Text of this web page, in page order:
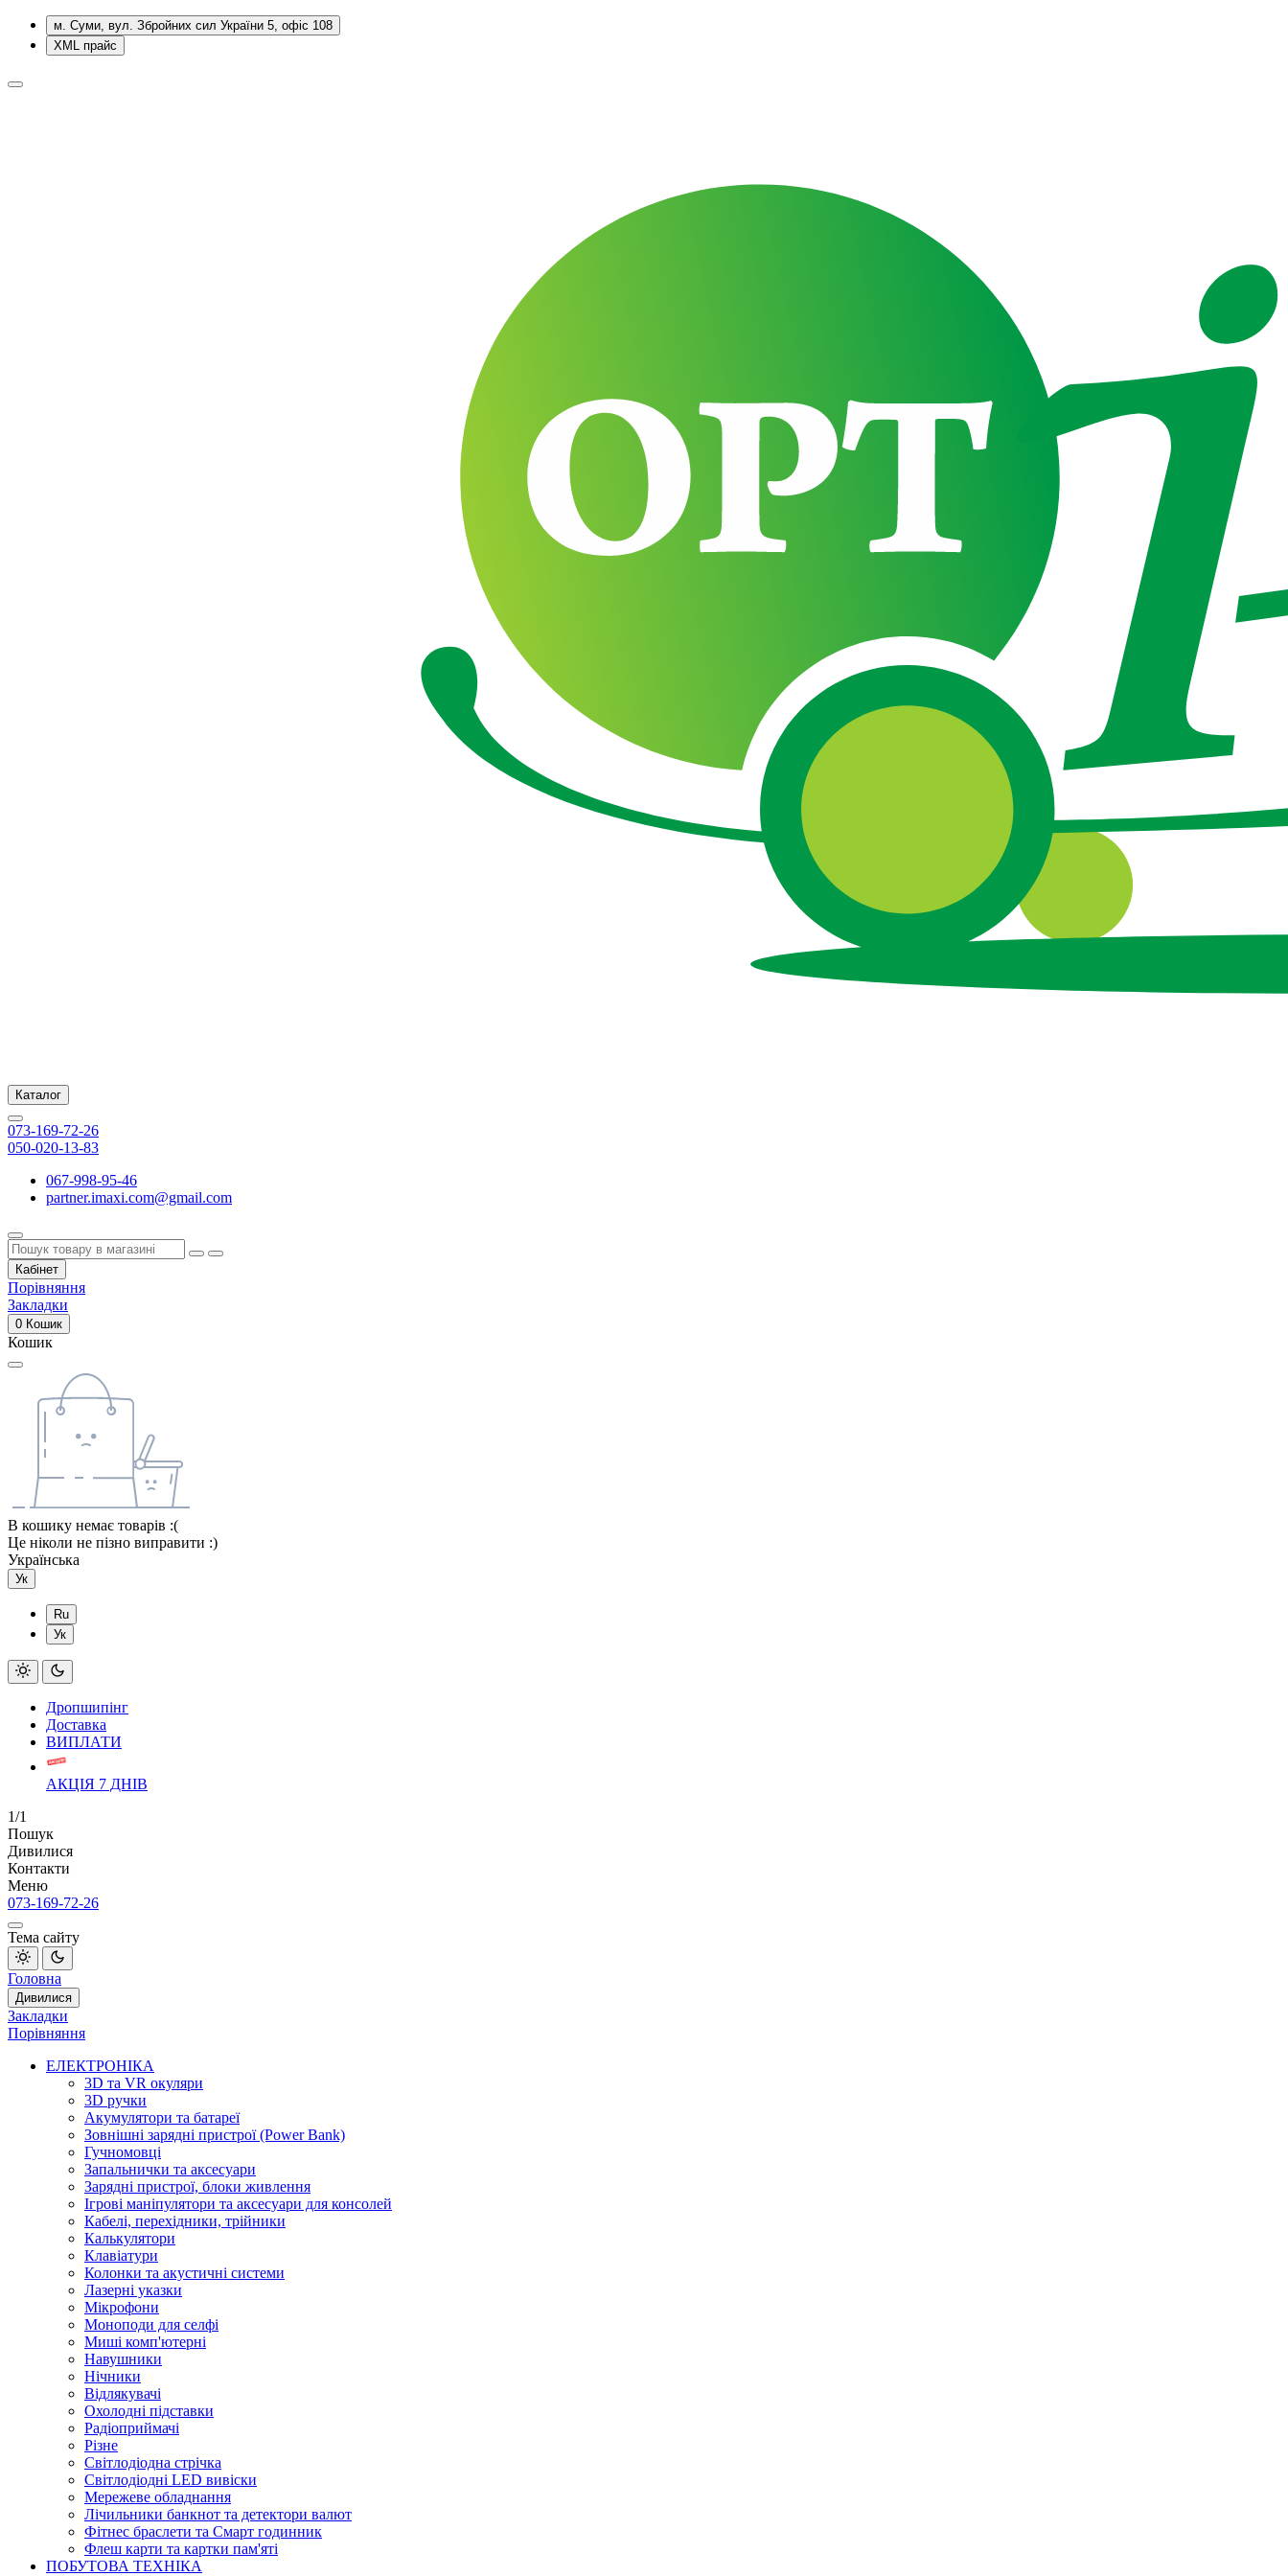
м. Суми, вул. Збройних сил України 5, офіс 108
XML прайс
Каталог
073-169-72-26
050-020-13-83
067-998-95-46
partner.imaxi.com@gmail.com
Кабінет
Порівняння
Закладки
0 Кошик
Кошик
В кошику немає товарів :(
Це ніколи не пізно виправити :)
Українська
Ук
Ru
Ук
Дропшипінг
Доставка
ВИПЛАТИ
АКЦІЯ 7 ДНІВ
1/1
Пошук
Дивилися
Контакти
Меню
073-169-72-26
Тема сайту
Головна
Дивилися
Закладки
Порівняння
ЕЛЕКТРОНІКА
3D та VR окуляри
3D ручки
Акумулятори та батареї
Зовнішні зарядні пристрої (Power Bank)
Гучномовці
Запальнички та аксесуари
Зарядні пристрої, блоки живлення
Ігрові маніпулятори та аксесуари для консолей
Кабелі, перехідники, трійники
Калькулятори
Клавіатури
Колонки та акустичні системи
Лазерні указки
Мікрофони
Моноподи для селфі
Миші комп'ютерні
Навушники
Нічники
Відлякувачі
Охолодні підставки
Радіоприймачі
Різне
Світлодіодна стрічка
Світлодіодні LED вивіски
Мережеве обладнання
Лічильники банкнот та детектори валют
Фітнес браслети та Смарт годинник
Флеш карти та картки пам'яті
ПОБУТОВА ТЕХНІКА